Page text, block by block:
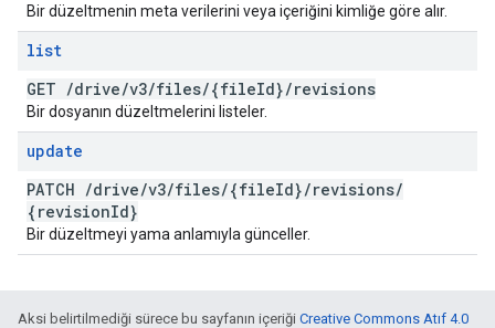
Bir düzeltmenin meta verilerini veya içeriğini kimliğe göre alır.
list
GET /drive/v3/files/{fileId}/revisions
Bir dosyanın düzeltmelerini listeler.
update
PATCH /drive/v3/files/{fileId}/revisions/
{revisionId}
Bir düzeltmeyi yama anlamıyla günceller.
Aksi belirtilmediği sürece bu sayfanın içeriği Creative Commons Atıf 4.0